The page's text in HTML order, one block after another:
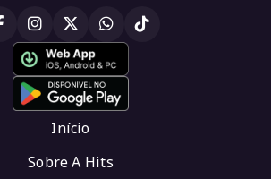
Início
Sobre A Hits